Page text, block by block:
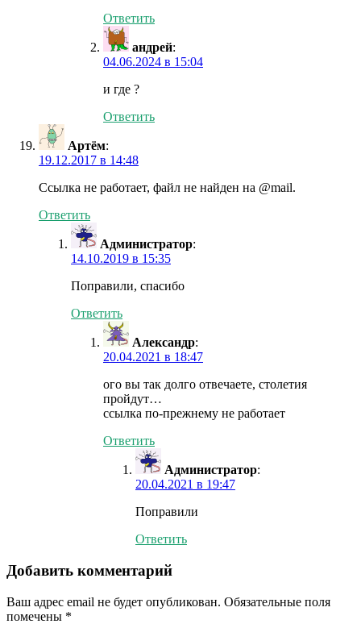
Ответить
андрей:
04.06.2024 в 15:04
и где ?
Ответить
Артём:
19.12.2017 в 14:48
Ссылка не работает, файл не найден на @mail.
Ответить
Администратор:
14.10.2019 в 15:35
Поправили, спасибо
Ответить
Александр:
20.04.2021 в 18:47
ого вы так долго отвечаете, столетия
пройдут…
ссылка по-прежнему не работает
Ответить
Администратор:
20.04.2021 в 19:47
Поправили
Ответить
Добавить комментарий
Ваш адрес email не будет опубликован. Обязательные поля
помечены *